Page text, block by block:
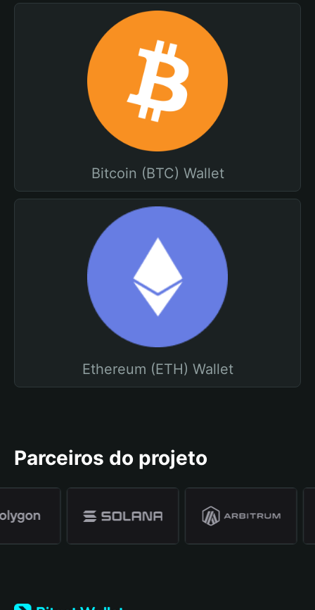
Bitcoin (BTC) Wallet
Ethereum (ETH) Wallet
Parceiros do projeto